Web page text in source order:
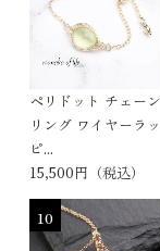
ペリドット チェーン
リング ワイヤーラッ
ピ...
15,500円（税込）
10